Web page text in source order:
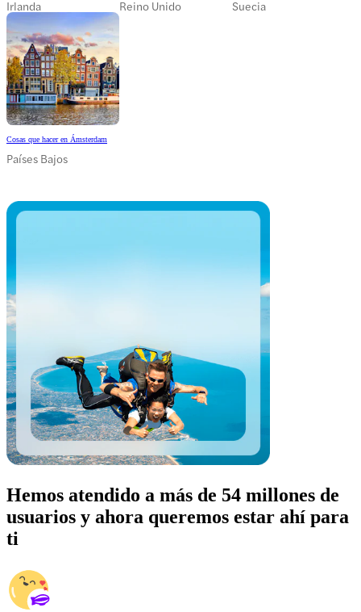
Irlanda Reino Unido Suecia
Cosas que hacer en Ámsterdam
Países Bajos
Hemos atendido a más de 54 millones de
usuarios y ahora queremos estar ahí para
ti